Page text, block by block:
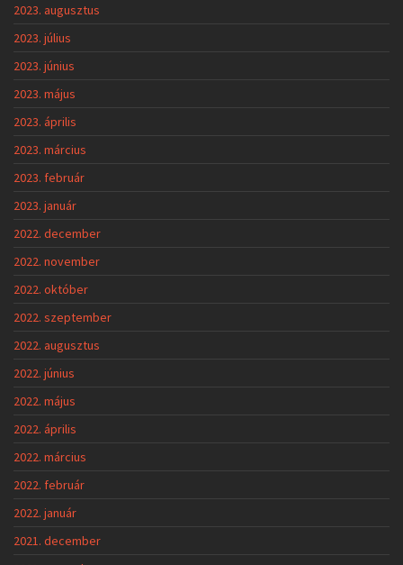
2023. augusztus
2023. július
2023. június
2023. május
2023. április
2023. március
2023. február
2023. január
2022. december
2022. november
2022. október
2022. szeptember
2022. augusztus
2022. június
2022. május
2022. április
2022. március
2022. február
2022. január
2021. december